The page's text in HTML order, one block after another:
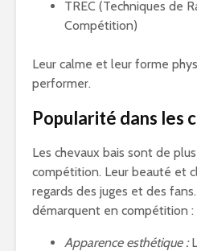
TREC (Techniques de
Compétition)
Leur calme et leur forme
performer.
Popularité dans les
Les chevaux bais sont de
compétition. Leur beauté et
regards des juges et des
démarquent en compétition :
Apparence esthétique :